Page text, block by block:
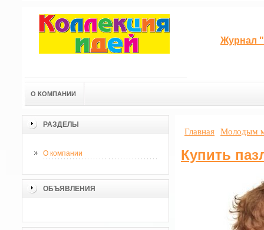
Журнал
О КОМПАНИИ
РАЗДЕЛЫ
О компании
ОБЪЯВЛЕНИЯ
Главная Молодым
Купить